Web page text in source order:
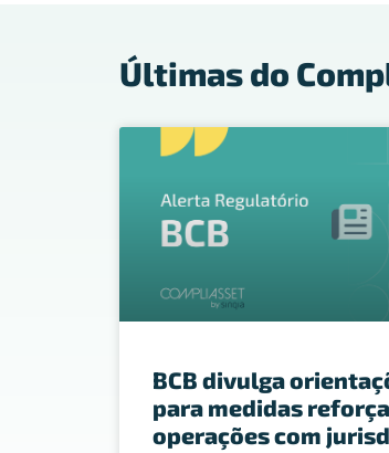
Últimas do
BCB divulga
para medidas
operações com